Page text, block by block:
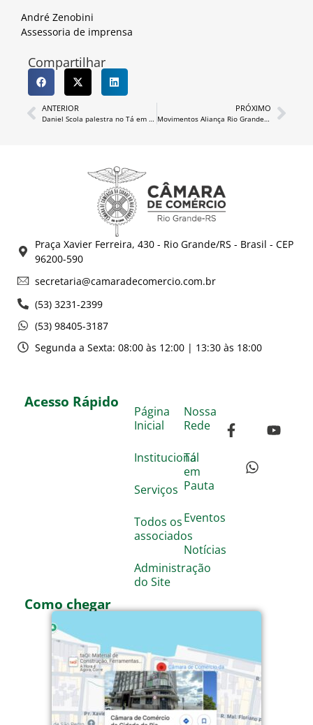
André Zenobini
Assessoria de imprensa
Compartilhar
ANTERIOR
Daniel Scola palestra no Tá em Pauta
PRÓXIMO
Movimentos Aliança Rio Grande e Pelotas pedem liderança de Leite pela BR-116
Praça Xavier Ferreira, 430 - Rio Grande/RS - Brasil - CEP
96200-590
secretaria@camaradecomercio.com.br
(53) 3231-2399
(53) 98405-3187
Segunda a Sexta: 08:00 às 12:00 | 13:30 às 18:00
Acesso Rápido
Página
Inicial
Institucional
Serviços
Todos os
associados
Administração
do Site
Nossa
Rede
Tá
em
Pauta
Eventos
Notícias
Como chegar